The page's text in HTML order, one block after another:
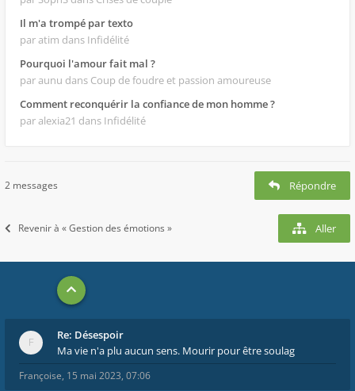
Il m'a trompé par texto
par atim dans Infidélité
Pourquoi l'amour fait mal ?
par aunu dans Coup de foudre et passion amoureuse
Comment reconquérir la confiance de mon homme ?
par alexia21 dans Infidélité
2 messages Répondre
Revenir à « Gestion des émotions » Aller
Re: Désespoir
Ma vie n'a plu aucun sens. Mourir pour être soulag
Françoise, 15 mai 2023, 07:06